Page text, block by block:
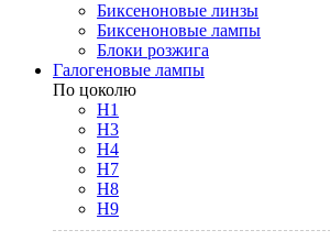
Биксеноновые линзы
Биксеноновые лампы
Блоки розжига
Галогеновые лампы
По цоколю
H1
H3
H4
H7
H8
H9